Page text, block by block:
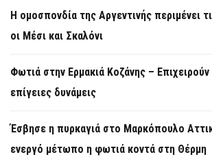
Η ομοσπονδία της Αργεντινής περιμένει
οι Μέσι και Σκαλόνι
Φωτιά στην Ερμακιά Κοζάνης – Επιχειρούν
επίγειες δυνάμεις
Έσβησε η πυρκαγιά στο Μαρκόπουλο
ενεργό μέτωπο η φωτιά κοντά στη Θέρμη